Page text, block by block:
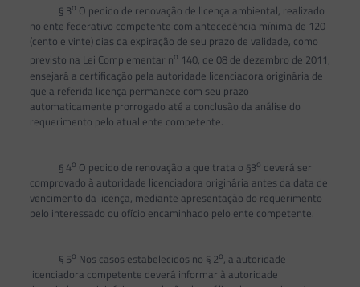
§ 3o O pedido de renovação de licença ambiental, realizado
no ente federativo competente com antecedência mínima de 120
(cento e vinte) dias da expiração de seu prazo de validade, como
previsto na Lei Complementar no 140, de 08 de dezembro de 2011,
ensejará a certificação pela autoridade licenciadora originária de
que a referida licença permanece com seu prazo
automaticamente prorrogado até a conclusão da análise do
requerimento pelo atual ente competente.
§ 4o O pedido de renovação a que trata o §3o deverá ser
comprovado à autoridade licenciadora originária antes da data de
vencimento da licença, mediante apresentação do requerimento
pelo interessado ou ofício encaminhado pelo ente competente.
§ 5o Nos casos estabelecidos no § 2o, a autoridade
licenciadora competente deverá informar à autoridade